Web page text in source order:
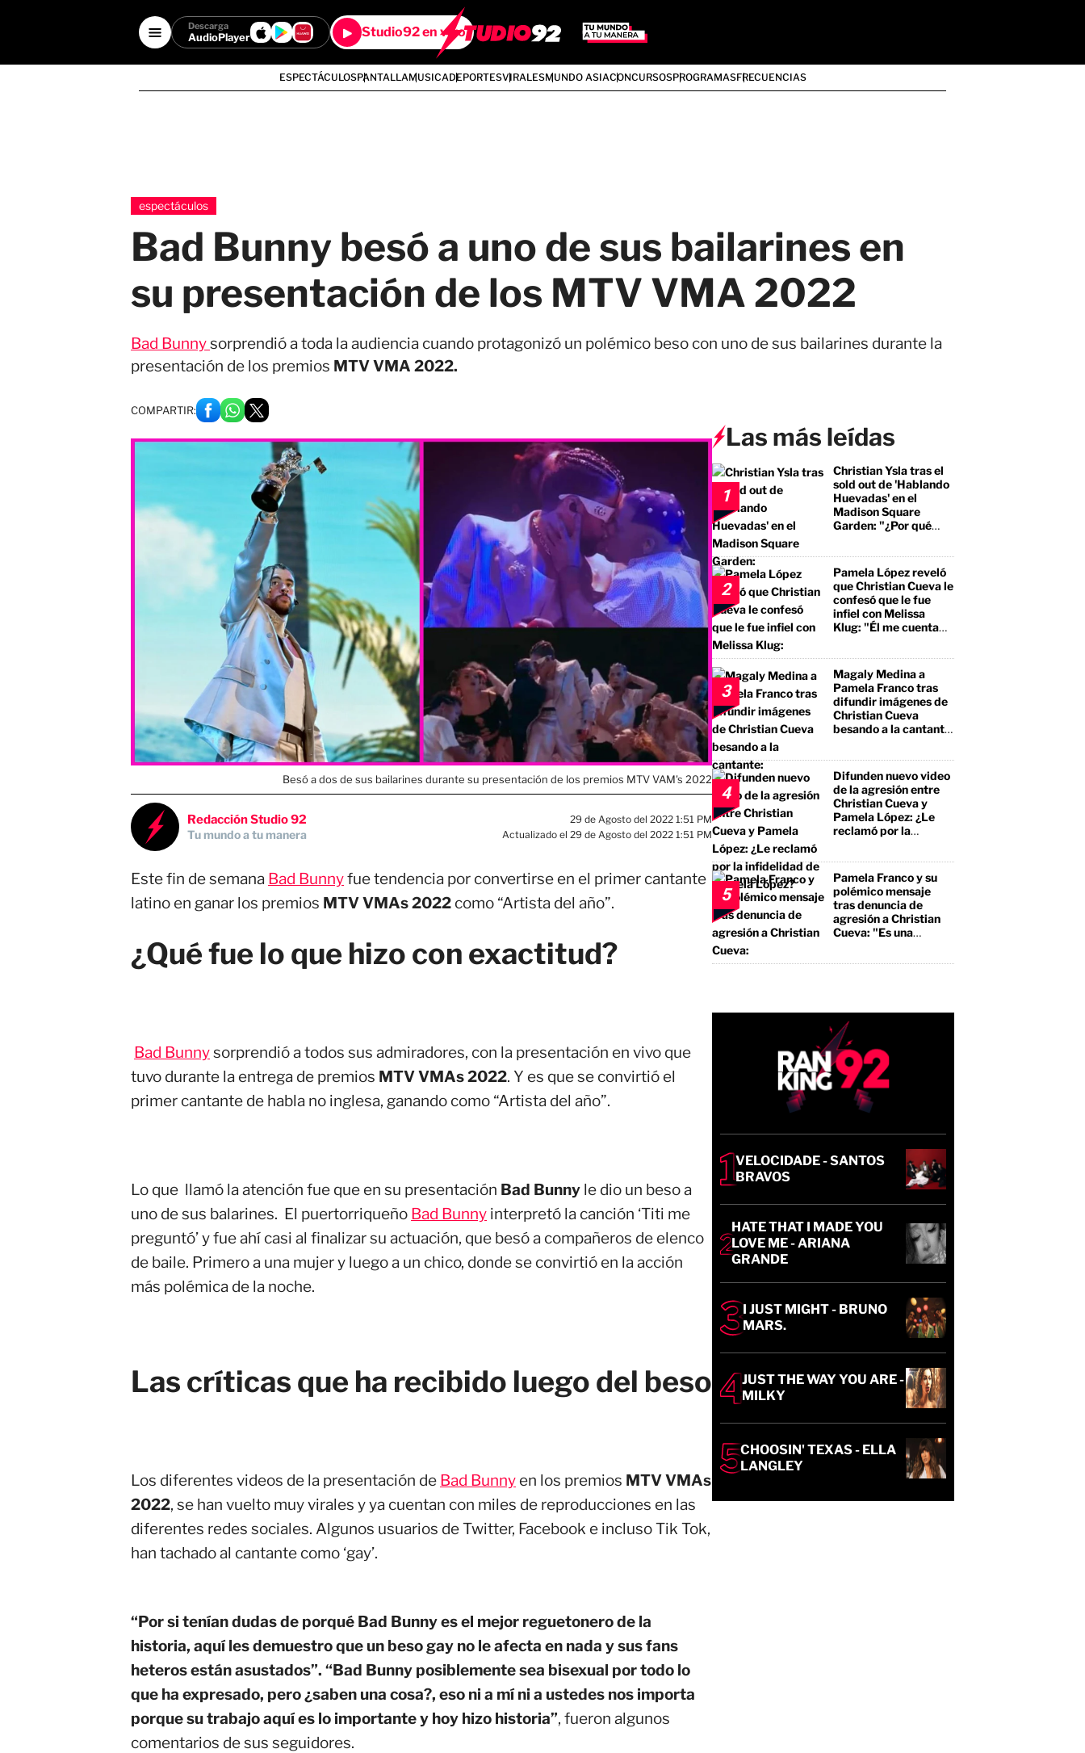
Descarga
AudioPlayer Studio92 en vivo
ESPECTÁCULOSPANTALLAMUSICADEPORTESVIRALESMUNDO ASIACONCURSOSPROGRAMASFRECUENCIAS
espectáculos
Bad Bunny besó a uno de sus bailarines en
su presentación de los MTV VMA 2022
Bad Bunnysorprendió a toda la audiencia cuando protagonizó un polémico beso con uno de sus bailarines durante la
presentación de los premios MTV VMA 2022.
COMPARTIR:
Besó a dos de sus bailarines durante su presentación de los premios MTV VAM's 2022
Redacción Studio 92
Tu mundo a tu manera
29 de Agosto del 2022 1:51 PM
Actualizado el 29 de Agosto del 2022 1:51 PM
Este fin de semana Bad Bunnyfue tendencia por convertirse en el primer cantante
latino en ganar los premios MTV VMAs 2022 como “Artista del año”.
¿Qué fue lo que hizo con exactitud?
Bad Bunnysorprendió a todos sus admiradores, con la presentación en vivo que
tuvo durante la entrega de premios MTV VMAs 2022. Y es que se convirtió el
primer cantante de habla no inglesa, ganando como “Artista del año”.
Lo que llamó la atención fue que en su presentación Bad Bunny le dio un beso a
uno de sus balarines. El puertorriqueño Bad Bunny interpretó la canción ‘Titi me
preguntó’ y fue ahí casi al finalizar su actuación, que besó a compañeros de elenco
de baile. Primero a una mujer y luego a un chico, donde se convirtió en la acción
más polémica de la noche.
Las críticas que ha recibido luego del beso
Los diferentes videos de la presentación de Bad Bunny en los premios MTV VMAs
2022, se han vuelto muy virales y ya cuentan con miles de reproducciones en las
diferentes redes sociales. Algunos usuarios de Twitter, Facebook e incluso Tik Tok,
han tachado al cantante como ‘gay’.
“Por si tenían dudas de porqué Bad Bunny es el mejor reguetonero de la
historia, aquí les demuestro que un beso gay no le afecta en nada y sus fans
heteros están asustados”. “Bad Bunny posiblemente sea bisexual por todo lo
que ha expresado, pero ¿saben una cosa?, eso ni a mí ni a ustedes nos importa
porque su trabajo aquí es lo importante y hoy hizo historia”, fueron algunos
comentarios de sus seguidores.
Las más leídas
1
Christian Ysla tras el
sold out de 'Hablando
Huevadas' en el
Madison Square
Garden: "¿Por qué
2
Pamela López reveló
que Christian Cueva le
confesó que le fue
infiel con Melissa
Klug: "Él me cuenta
3
Magaly Medina a
Pamela Franco tras
difundir imágenes de
Christian Cueva
besando a la cantante:
a un borracho, a un
pegalón"
4
Difunden nuevo video
de la agresión entre
Christian Cueva y
Pamela López: ¿Le
reclamó por la
5
Pamela Franco y su
polémico mensaje
tras denuncia de
agresión a Christian
Cueva: "Es una
VELOCIDADE - SANTOS
BRAVOS
HATE THAT I MADE YOU
LOVE ME - ARIANA
GRANDE
I JUST MIGHT - BRUNO
MARS.
JUST THE WAY YOU ARE -
MILKY
CHOOSIN' TEXAS - ELLA
LANGLEY